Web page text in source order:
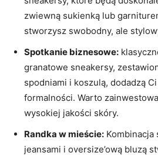
zwiewną sukienką lub
stworzysz swobodny, ale
Spotkanie biznesowe:
granatowe sneakersy,
spodniami i koszulą, dodadzą
formalności. Warto
wysokiej jakości skóry.
Randka w mieście: Kombinacja
jeansami i oversize’ową bluzą